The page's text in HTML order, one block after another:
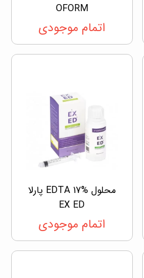
OFORM
اتمام موجودی
محلول EDTA 17% پارلا
EX ED
اتمام موجودی